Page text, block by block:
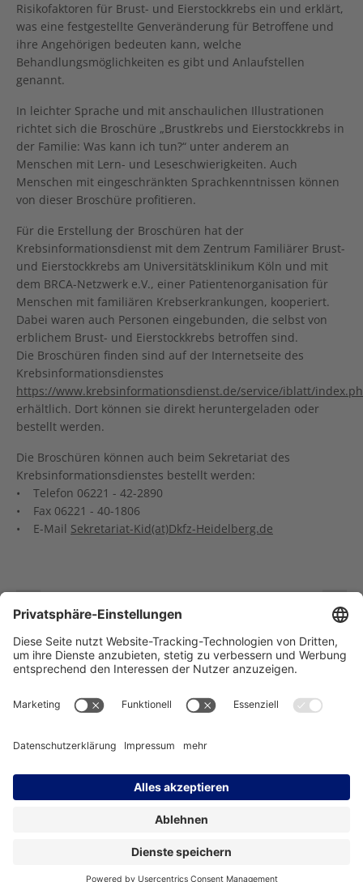
Risikofaktoren für Brust- und Eierstockkrebs ein und erklärt,
was eine festgestellte Genveränderung für Betroffene und
ihre Angehörigen bedeuten kann, welche
Behandlungsmöglichkeiten es gibt und Anlaufstellen
genannt.
In leichter Sprache und mit anschaulichen Illustrationen
richtet sich die Broschüre „Brustkrebs und Eierstockkrebs in
der Familie: Was kann ich tun?“ unter anderem an
Menschen mit Lern- und Leseschwierigkeiten. Auch
Menschen mit eingeschränkten Sprachkenntnissen können
von dieser Broschüre profitieren.
Für die Erstellung der Broschüren hat der
Krebsinformationsdienst mit dem Zentrum Familiärer Brust-
und Eierstockkrebs am Universitätsklinikum Köln und mit
dem BRCA-Netzwerk e.V., einer Patientenorganisation für
Menschen mit familiären Krebserkrankungen, kooperiert.
Dabei waren auch Personen eingebunden, die selbst von
erblichem Brust- und Eierstockkrebs betroffen sind.
Die Broschüren finden sind auf der Internetseite des
Krebsinformationsdienstes
https://www.krebsinformationsdienst.de/service/iblatt/
erhältlich. Dort können sie direkt heruntergeladen oder
bestellt werden.
Die Broschüren können auch beim Sekretariat des
Krebsinformationsdienstes bestellt werden:
• Telefon 06221 - 42-2890
• Fax 06221 - 40-1806
• E-Mail Sekretariat-Kid(at)Dkfz-Heidelberg.de
FacebookInstagramLinkedIn
Impressum Datenschutz Kontakt Barrierefreiheit